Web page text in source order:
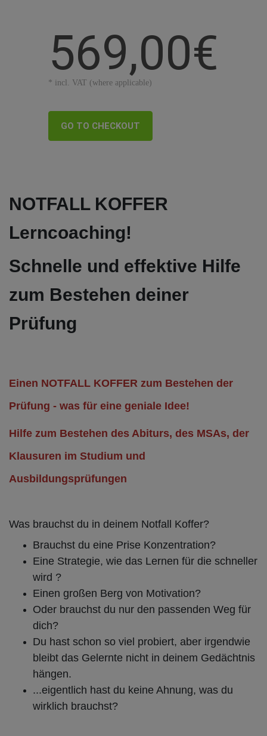
569,00€
* incl. VAT (where applicable)
GO TO CHECKOUT
NOTFALL KOFFER
Lerncoaching!
Schnelle und effektive Hilfe
zum Bestehen deiner
Prüfung
Einen NOTFALL KOFFER zum Bestehen der
Prüfung - was für eine geniale Idee!
Hilfe zum Bestehen des Abiturs, des MSAs, der
Klausuren im Studium und
Ausbildungsprüfungen
Was brauchst du in deinem Notfall Koffer?
Brauchst du eine Prise Konzentration?
Eine Strategie, wie das Lernen für die schneller
wird ?
Einen großen Berg von Motivation?
Oder brauchst du nur den passenden Weg für
dich?
Du hast schon so viel probiert, aber irgendwie
bleibt das Gelernte nicht in deinem Gedächtnis
hängen.
...eigentlich hast du keine Ahnung, was du
wirklich brauchst?